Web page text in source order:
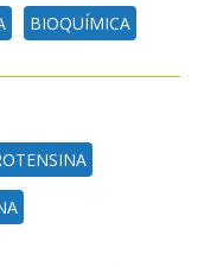
BIOQUÍMICA